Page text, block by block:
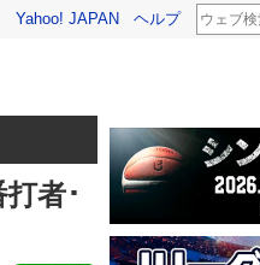
Yahoo! JAPAN ヘルプ
者･